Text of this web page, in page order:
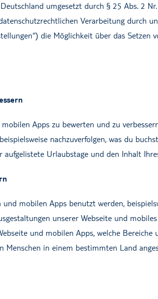
umgesetzt durch § 25 Abs. 2
Verarbeitung durch
die Möglichkeit über das
Apps zu bewerten und zu
nachzuverfolgen, was du
aufgelistete Urlaubstage und den Inhalt
und mobilen Apps benutzt werden,
unserer Webseite und
und mobilen Apps, welche
in einem bestimmten Land